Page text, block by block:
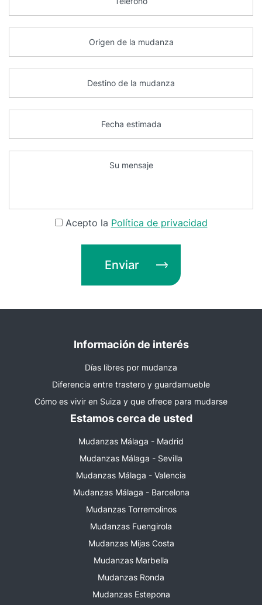
Acepto la Política de privacidad
Enviar
Información de interés
Días libres por mudanza
Diferencia entre trastero y guardamueble
Cómo es vivir en Suiza y que ofrece para mudarse
Estamos cerca de usted
Mudanzas Málaga - Madrid
Mudanzas Málaga - Sevilla
Mudanzas Málaga - Valencia
Mudanzas Málaga - Barcelona
Mudanzas Torremolinos
Mudanzas Fuengirola
Mudanzas Mijas Costa
Mudanzas Marbella
Mudanzas Ronda
Mudanzas Estepona